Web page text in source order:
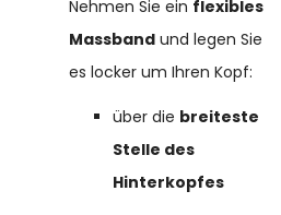
Nehmen Sie ein flexibles
Massband und legen Sie
es locker um Ihren Kopf:
über die breiteste
Stelle des
Hinterkopfes